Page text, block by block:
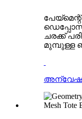
ചരക്ക്
മുമ്പുള്ള